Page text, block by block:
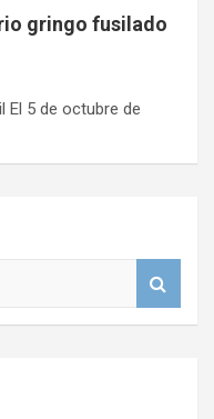
gringo fusilado
El 5 de octubre de